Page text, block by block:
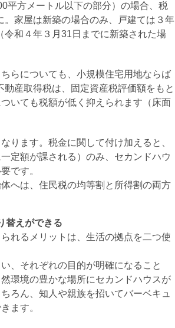
平方メートル以下の部分）の場合、税
家屋は新築の場合のみ、戸建ては３年
和４年３月31日までに新築された場
らについても、小規模住宅用地ならば
産取得税は、固定資産税評価額をもと
いても税額が低く抑えられます（床面
ります。税金に関して付け加えると、
定額が課される）のみ、セカンドハウ
です。
へは、住民税の均等割と所得割の両方
替えができる
れるメリットは、生活の拠点を二つ使
、それぞれの目的が明確になること
環境の豊かな場所にセカンドハウスが
ろん、知人や親族を招いてバーベキュ
ます。